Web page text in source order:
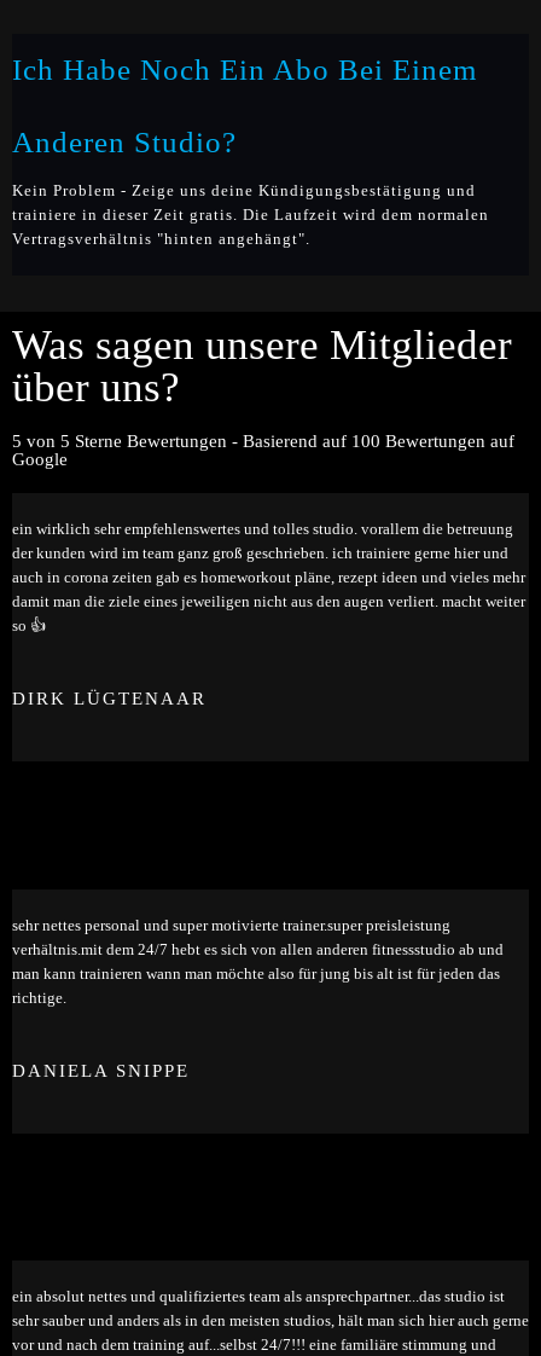
Ich Habe Noch Ein Abo Bei Einem
Anderen Studio?
Kein Problem - Zeige uns deine Kündigungsbestätigung und
trainiere in dieser Zeit gratis. Die Laufzeit wird dem normalen
Vertragsverhältnis "hinten angehängt".
Was sagen unsere Mitglieder
über uns?
5 von 5 Sterne Bewertungen - Basierend auf 100 Bewertungen auf
Google
ein wirklich sehr empfehlenswertes und tolles studio. vorallem die betreuung
der kunden wird im team ganz groß geschrieben. ich trainiere gerne hier und
auch in corona zeiten gab es homeworkout pläne, rezept ideen und vieles mehr
damit man die ziele eines jeweiligen nicht aus den augen verliert. macht weiter
so 👍
DIRK LÜGTENAAR
sehr nettes personal und super motivierte trainer.super preisleistung
verhältnis.mit dem 24/7 hebt es sich von allen anderen fitnessstudio ab und
man kann trainieren wann man möchte also für jung bis alt ist für jeden das
richtige.
DANIELA SNIPPE
ein absolut nettes und qualifiziertes team als ansprechpartner...das studio ist
sehr sauber und anders als in den meisten studios, hält man sich hier auch gerne
vor und nach dem training auf...selbst 24/7!!! eine familiäre stimmung und